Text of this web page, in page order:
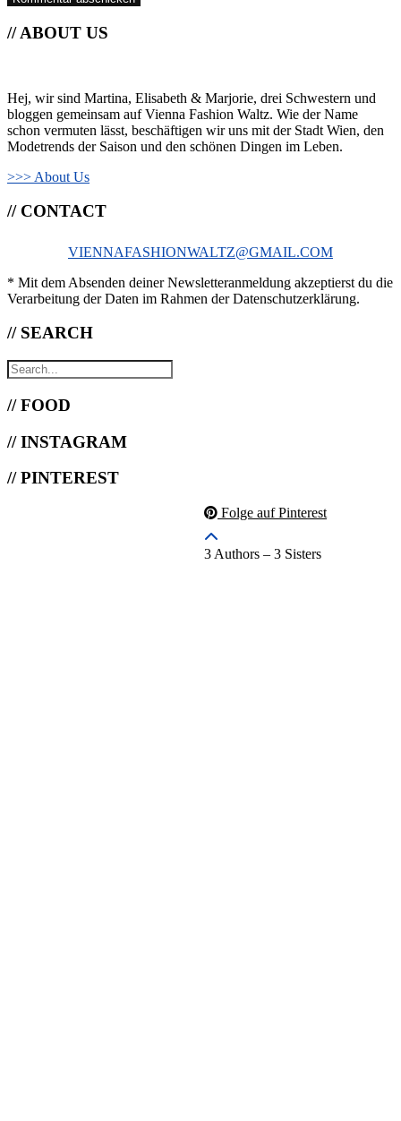
// ABOUT US
Hej, wir sind Martina, Elisabeth & Marjorie, drei Schwestern und
bloggen gemeinsam auf Vienna Fashion Waltz. Wie der Name
schon vermuten lässt, beschäftigen wir uns mit der Stadt Wien, den
Modetrends der Saison und den schönen Dingen im Leben.
>>> About Us
// CONTACT
VIENNAFASHIONWALTZ@GMAIL.COM
* Mit dem Absenden deiner Newsletteranmeldung akzeptierst du die
Verarbeitung der Daten im Rahmen der Datenschutzerklärung.
// SEARCH
// FOOD
// INSTAGRAM
// PINTEREST
Folge auf Pinterest
3 Authors – 3 Sisters